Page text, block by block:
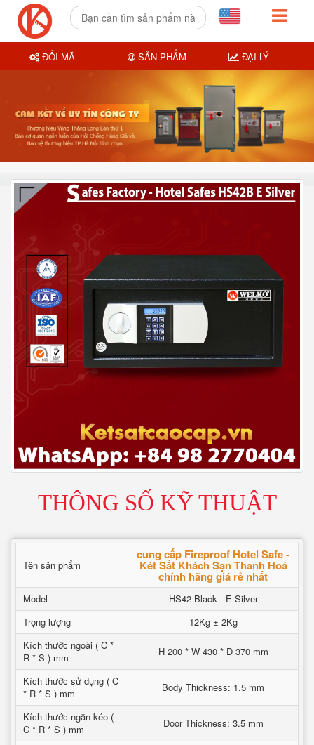
THÔNG SỐ KỸ THUẬT
Tên sản phẩm
cung cấp Fireproof Hotel Safe -
Két Sắt Khách Sạn Thanh Hoá
chính hãng giá rẻ nhất
Model
HS42 Black - E Silver
Trọng lượng
12Kg ± 2Kg
Kích thước ngoài ( C *
R * S ) mm
H 200 * W 430 * D 370 mm
Kích thước sử dụng ( C
* R * S ) mm
Body Thickness: 1.5 mm
Kích thước ngăn kéo (
C * R * S ) mm
Door Thickness: 3.5 mm
ĐỔI MÃ SẢN PHẨM ĐẠI LÝ